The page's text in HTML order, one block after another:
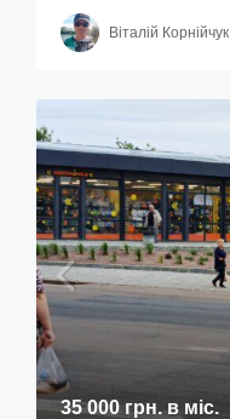
Віталій Корнійчук
35 000 грн.в міс.